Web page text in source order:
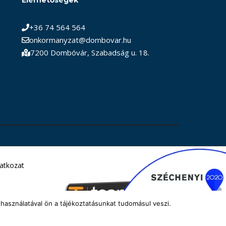
+36 74 564 564
onkormanyzat@dombovar.hu
7200 Dombóvár, Szabadság u. 18.
ön a tájékoztatásunkat tudomásul veszi.